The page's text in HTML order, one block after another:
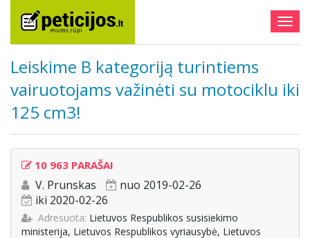
Leiskime B kategoriją turintiems
vairuotojams važinėti su motociklu iki
125 cm3!
10 963 PARAŠAI
V. Prunskas
nuo 2019-02-26
iki 2020-02-26
Adresuota: Lietuvos Respublikos susisiekimo
ministerija, Lietuvos Respublikos vyriausybė, Lietuvos